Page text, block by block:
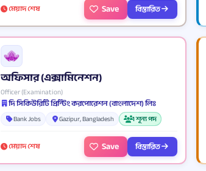
মেয়াদ শেষ Save বিস্তারিত
অফিসার (এক্সামিনেশন)
Officer (Examination)
দি সিকিউরিটি প্রিন্টিং করপোরেশন (বাংলাদেশ) লিঃ
Bank Jobs Gazipur, Bangladesh 1 শূন্য পদ
মেয়াদ শেষ Save বিস্তারিত